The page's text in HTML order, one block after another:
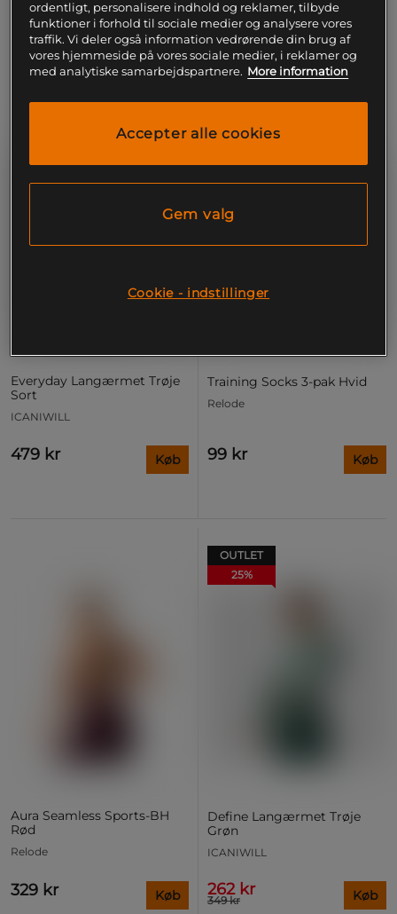
549 kr Køb 389 kr
Everyday Langærmet Trøje
Sort
ICANIWILL
479 kr Køb
Training Socks 3‑pak Hvid
Relode
99 kr Køb
Aura Seamless Sports‑BH
Rød
Relode
329 kr Køb
OUTLET
25%
Define Langærmet Trøje
Grøn
ICANIWILL
262 kr
349 kr Køb
ordentligt, personalisere indhold og reklamer, tilbyde
funktioner i forhold til sociale medier og analysere vores
traffik. Vi deler også information vedrørende din brug af
vores hjemmeside på vores sociale medier, i reklamer og
med analytiske samarbejdspartnere. More information
Accepter alle cookies
Gem valg
Cookie - indstillinger